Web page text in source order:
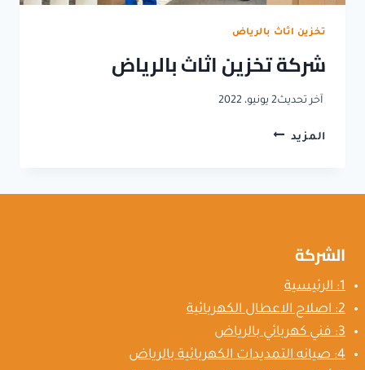
تخزين اثاث بالرياض
شركة تخزين اثاث بالرياض
آخر تحديث2 يونيو، 2022
المزيد شركة
الشركة
1: الرئيسية
2: اصلاح الاعطال الكهربائية
3: فني كهربائي بالرياض
4: صيانه التمديدات الكهربائية بالرياض